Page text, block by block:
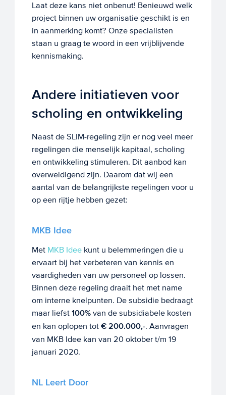
Laat deze kans niet onbenut! Benieuwd welk
project binnen uw organisatie geschikt is en
in aanmerking komt? Onze specialisten
staan u graag te woord in een vrijblijvende
kennismaking.
Andere initiatieven voor
scholing en ontwikkeling
Naast de SLIM-regeling zijn er nog veel meer
regelingen die menselijk kapitaal, scholing
en ontwikkeling stimuleren. Dit aanbod kan
overweldigend zijn. Daarom dat wij een
aantal van de belangrijkste regelingen voor u
op een rijtje hebben gezet:
MKB Idee
Met MKB Ideekunt u belemmeringen die u
ervaart bij het verbeteren van kennis en
vaardigheden van uw personeel op lossen.
Binnen deze regeling draait het met name
om interne knelpunten. De subsidie bedraagt
maar liefst 100%van de subsidiabele kosten
en kan oplopen tot € 200.000,-. Aanvragen
van MKB Idee kan van 20 oktober t/m 19
januari 2020.
NL Leert Door